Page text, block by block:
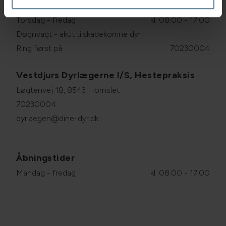
Onsdag
kl. 08.00 - 11.30
Torsdag - fredag
kl. 08.00 - 17.00
Døgnvagt - akut tilskadekomne dyr
Ring først på
70230004
Vestdjurs Dyrlægerne I/S, Hestepraksis
Løgtenvej 18, 8543 Hornslet
70230004
dyrlaegen@dine-dyr.dk
Åbningstider
Mandag - fredag kl. 08.00 - 17.00